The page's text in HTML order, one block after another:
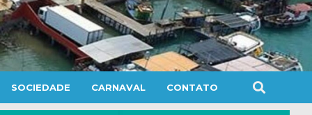
SOCIEDADE CARNAVAL CONTATO